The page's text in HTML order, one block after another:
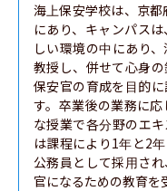
海上保安学校は、京
にあり、キャンパス
しい環境の中にあり
教授し、併せて心身
保安官の育成を目的
す。卒業後の業務に
な授業で各分野のエ
は課程により1年と2
公務員として採用さ
官になるための教育を